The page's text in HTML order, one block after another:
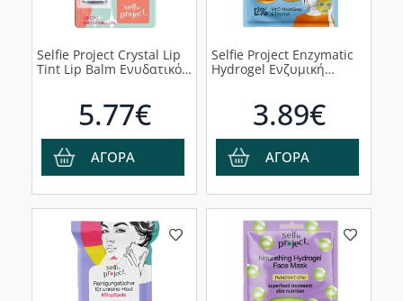
Selfie Project Crystal Lip
Tint Lip Balm Ενυδατικό
5.77€
ΑΓΟΡΑ
Selfie Project Enzymatic
Hydrogel Ενζυμική
3.89€
ΑΓΟΡΑ